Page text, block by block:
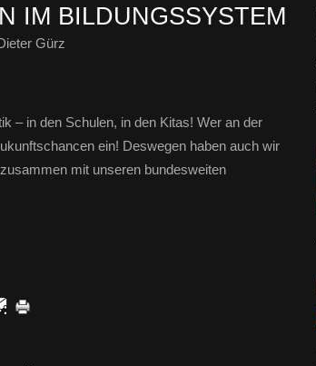
IM BILDUNGSSYSTEM
Gürz
– in den Schulen, in den Kitas! Wer an der
ein! Deswegen haben auch wir
mit unseren bundesweiten